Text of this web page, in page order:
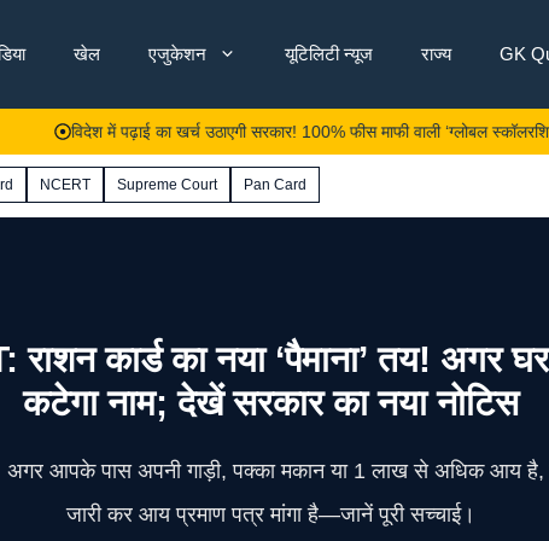
खेल एजुकेशन यूटिलिटी न्यूज राज्य GK
विदेश में पढ़ाई का खर्च उठाएगी सरकार! 100% फीस माफी वाली ‘ग्लोबल स्कॉलरशिप’ के
NCERT Supreme Court Pan Card
कार्ड का नया ‘पैमाना’ तय! अगर घर
कटेगा नाम; देखें सरकार का नया नोटिस
अगर आपके पास अपनी गाड़ी, पक्का मकान या 1 लाख से अधिक आय है,
जारी कर आय प्रमाण पत्र मांगा है—जानें पूरी सच्चाई।